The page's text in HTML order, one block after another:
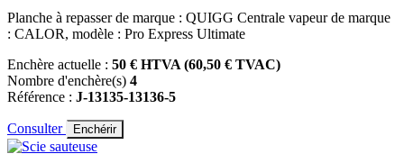
Planche à repasser de marque : QUIGG Centrale vapeur de marque
: CALOR, modèle : Pro Express Ultimate
Enchère actuelle : 50 € HTVA (60,50 € TVAC)
Nombre d'enchère(s) 4
Référence : J-13135-13136-5
Consulter Enchérir